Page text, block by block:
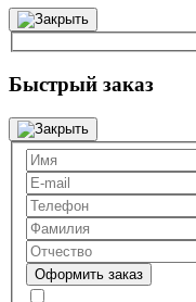
Быстрый заказ